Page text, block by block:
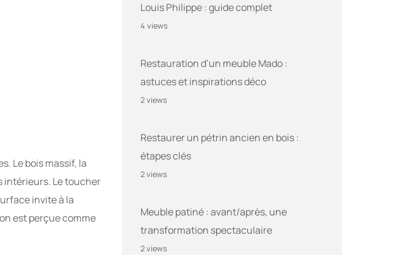
Le bois massif, la
intérieurs. Le toucher
invite à la
est perçue comme
Louis Philippe : guide complet
4 views
Restauration d’un meuble Mado :
astuces et inspirations déco
2 views
Restaurer un pétrin ancien en bois :
étapes clés
2 views
Meuble patiné : avant/après, une
transformation spectaculaire
2 views